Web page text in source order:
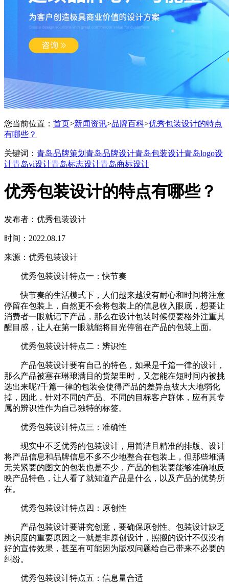
您当前位置： 首页>新闻资讯>品牌百科>优秀包装设计的特点
有哪些？
关键词： 青岛品牌策划 青岛品牌设计青岛包装设计青岛logo设
计青岛vi设计青岛标志设计青岛商标设计
优秀包装设计的特点有哪些？
发布者：优秀包装设计
时间：2022.08.17
来源：优秀包装设计
优秀包装设计特点一：快节奏
快节奏的生活模式下，人们越来越没有耐心和时间将注意
停留在包装上，自然更不会将包装上的信息收入眼底，想要让
消费者一眼就记下产品，那么在设计包装时候便要格外注重其
醒目感，让人在第一眼就能将目光停留在产品的包装上面。
优秀包装设计特点二：辨识性
产品包装设计要有自己的特色，如果是千篇一律的设计，
那么产品被塞在琳琅满目的货架里时，又怎能在短时间内被挑
选出来呢?千篇一律的包装会使得产品的差异点被大大地弱化
掉，因此，针对不同的产品、不同的目标客户群体，应有其专
属的辨识性作为自己独特的标签。
优秀包装设计特点三：准确性
现实中不乏优秀的包装设计，用简洁且精准的排版、设计
将产品信息和品牌信息不多不少地整合在包装上，但那些堆满
无关紧要的图文的包装也是不少，产品的包装要能够准确地反
映产品特色，让人看了就知道产品是什么，以及产品的优势所
在。
优秀包装设计特点四：原创性
产品包装设计要讲究创意，要确保原创性。包装设计缺乏
辨识度的重要原因之一就是非原创设计，照搬的设计不仅没有
好的宣传效果，甚至有可能因为版权问题给自己带来不必要的
纠纷。
优秀包装设计特点五：信息量合适